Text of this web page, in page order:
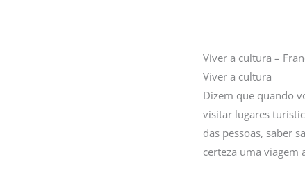
Viver a cultura –
Viver a cultura
Dizem que quando
visitar lugares
das pessoas, saber
certeza uma viagem